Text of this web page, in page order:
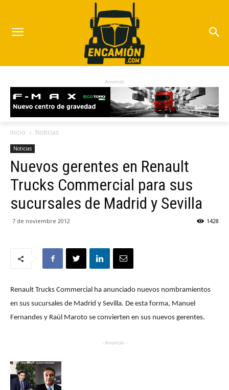
Anuncio
Inicio Noticias
Noticias
Nuevos gerentes en Renault
Trucks Commercial para sus
sucursales de Madrid y Sevilla
7 de noviembre 2012 1428
Renault Trucks Commercial ha anunciado nuevos nombramientos
en sus sucursales de Madrid y Sevilla. De esta forma, Manuel
Fernandes y Raúl Maroto se convierten en sus nuevos gerentes.
- Anuncio -